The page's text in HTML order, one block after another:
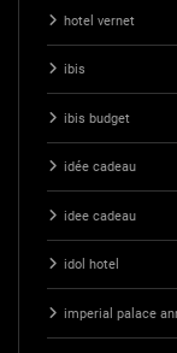
hotel vernet
ibis
ibis budget
idée cadeau
idee cadeau
idol hotel
imperial palace